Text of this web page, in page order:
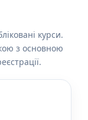
курси.
з основною